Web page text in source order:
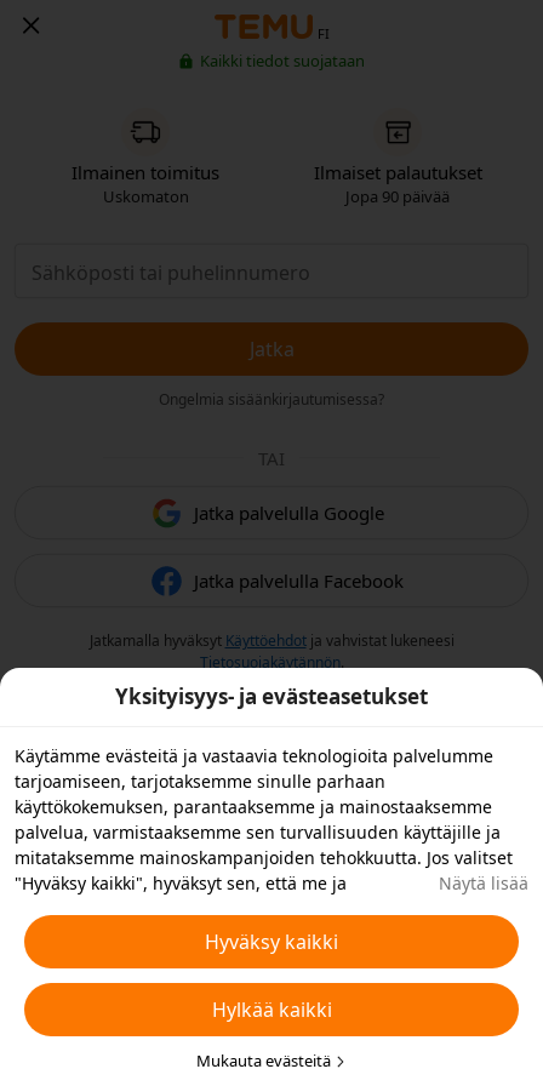
FI
Kaikki tiedot suojataan
Ilmainen toimitus
Uskomaton
Ilmaiset palautukset
Jopa 90 päivää
Jatka
Ongelmia sisäänkirjautumisessa?
TAI
Jatka palvelulla Google
Jatka palvelulla Facebook
Jatkamalla hyväksyt Käyttöehdotja vahvistat lukeneesi
Tietosuojakäytännön.
Yksityisyys- ja evästeasetukset
Käytämme evästeitä ja vastaavia teknologioita palvelumme
tarjoamiseen, tarjotaksemme sinulle parhaan
käyttökokemuksen, parantaaksemme ja mainostaaksemme
palvelua, varmistaaksemme sen turvallisuuden käyttäjille ja
mitataksemme mainoskampanjoiden tehokkuutta. Jos valitset
"Hyväksy kaikki", hyväksyt sen, että me ja
käytämme laitteellasi vastaavia teknologioita
mainontatarkoituksiin. Voit myös "hylätä kaikki" ei-
välttämättömät evästeet tai valita, minkä tyyppiset evästeet
haluat hyväksyä tai poistaa käytöstä napsauttamalla "Muokkaa
evästeitä" alla tai milloin tahansa tietosuoja-asetuksistasi.
Lisätietoja varten katso TemunEvästeitä ja vastaavia tekniikoita
Näytä lisää
Hyväksy kaikki
Hylkää kaikki
Mukauta evästeitä